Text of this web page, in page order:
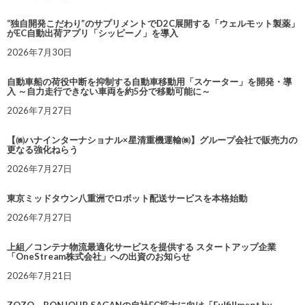
“独自開発こだわり”のサプリメントでD2C展開する「ウェルモット製薬」
がEC自動出荷アプリ「シッピーノ」を導入
2026年7月30日
自動車船の荷役中断を抑制する自動車移動用「スケーター」を開発・導
入 ～自力走行できない車両を約5分で移動可能に～
2026年7月27日
【㈱ハナインターナショナル×星清重機運輸㈱】グループ会社で販売力の
更なる強化ねらう
2026年7月27日
東京ミッドタウン八重洲でロボット配送サービスを本格始動
2026年7月27日
上組／コンテナ物流最適化サービスを提供する スタートアップ企業
「OneStream株式会社」への出資のお知らせ
2026年7月21日